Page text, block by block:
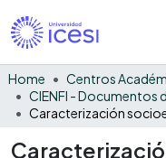
Home Centros